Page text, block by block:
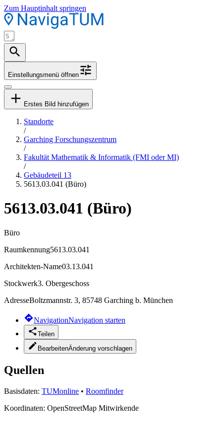
Zum Hauptinhalt springen
Einstellungsmenü öffnen
Erstes Bild hinzufügen
Standorte
/
Garching Forschungszentrum
/
Fakultät Mathematik & Informatik (FMI oder MI)
/
Gebäudeteil 13
5613.03.041 (Büro)
5613.03.041 (Büro)
Büro
Raumkennung5613.03.041
Architekten-Name03.13.041
Stockwerk3. Obergeschoss
AdresseBoltzmannstr. 3, 85748 Garching b. München
NavigationNavigation starten
Teilen
BearbeitenÄnderung vorschlagen
Quellen
Basisdaten: TUMonline • Roomfinder
Koordinaten: OpenStreetMap Mitwirkende